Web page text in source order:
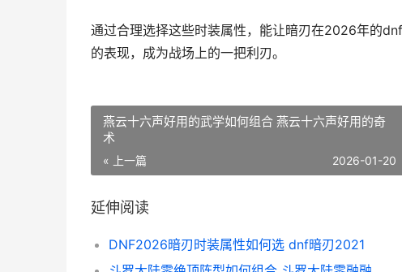
通过合理选择这些时装属性，能让暗刃在2026年的
的表现，成为战场上的一把利刃。
燕云十六声好用的武学如何组合 燕云十六声好用的奇
术
« 上一篇 2026-01-20
延伸阅读
DNF2026暗刃时装属性如何选 dnf暗刃2021